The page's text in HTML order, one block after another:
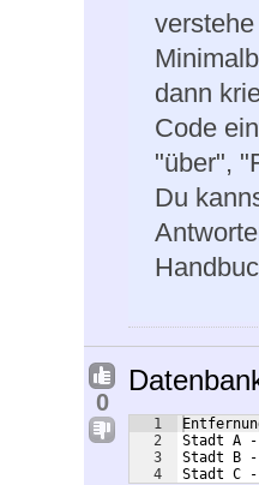
dann
Code
"über",
Du
0
1
2
3
4
Stadt A
Stadt B
Stadt C